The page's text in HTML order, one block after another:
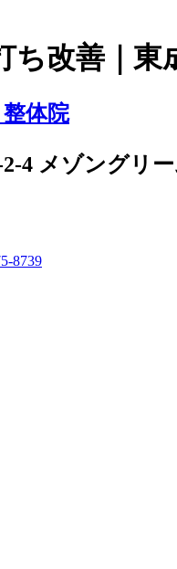
ち改善｜
4 メゾングリー